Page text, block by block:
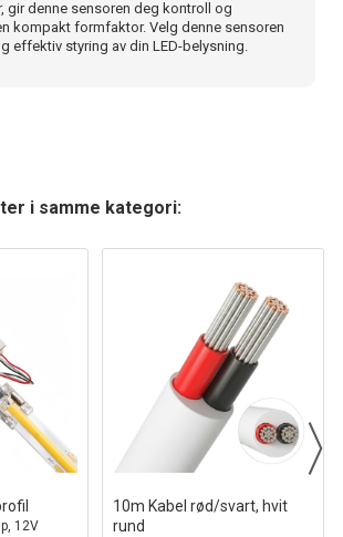
gir denne sensoren deg kontroll og
kompakt formfaktor. Velg denne sensoren
effektiv styring av din LED-belysning.
i samme kategori:
12V
10m Kabel rød/svart, hvit
rund